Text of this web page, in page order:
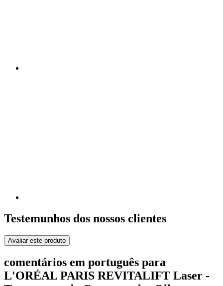
Testemunhos dos nossos clientes
Avaliar este produto
comentários em português para
L'ORÉAL PARIS REVITALIFT Laser -